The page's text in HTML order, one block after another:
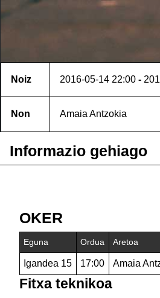
Noiz 2016-05-14 22:00 -
Non Amaia Antzokia
Informazio gehiago
OKER
Eguna Ordua Aretoa
Igandea 15 17:00 Amaia
Fitxa teknikoa